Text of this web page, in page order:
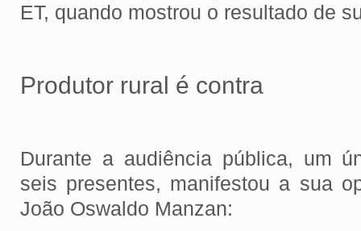
ET, quando mostrou o resultado de
Produtor rural é contra
Durante a audiência pública, um
seis presentes, manifestou a sua
João Oswaldo Manzan: